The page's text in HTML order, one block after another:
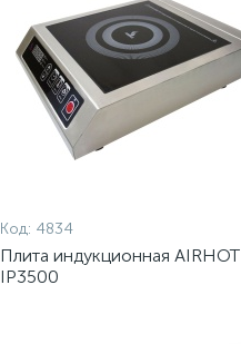
Код: 4834
Плита индукционная AIRHOT
IP3500